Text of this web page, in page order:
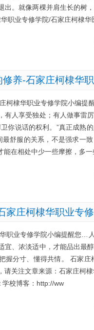
出。就像两棵并肩生长的树
职业专修学院/石家庄柯棣华
养-石家庄柯棣华
柯棣华职业专修学院小编
有人享受独处；有人做事雷
你说话的权利。”真正成熟
舒服的关系，不是强求一
在相处中少一些摩擦，多一
家庄柯棣华职业专
职业专修学院小编提醒您…
宜、浓淡适中，才能品出最
握分寸、懂得共情。 石家
请关注文章来源：石家庄柯
校博客：http://ww